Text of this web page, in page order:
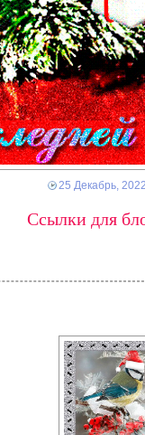
25 Декабрь,
Ссылки для